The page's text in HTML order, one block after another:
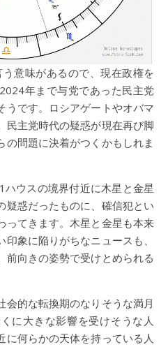
意味があるので、現在政権を
年まで与党であった民主党
うです。ロシアゲートやオバマ
民主党時代の疑惑が現在再び脚
の問題に決着がつくかもしれま
ウスの境界付近に木星と金星
疑惑だったものに、確信犯とい
ってきます。木星と金星も本来
象に陥りがちなニュースも、
前向きの姿勢で受けとめられる
会的な転換期のなりそうな満月
に大きな影響を受けそうな人
に何らかの天体を持っている人